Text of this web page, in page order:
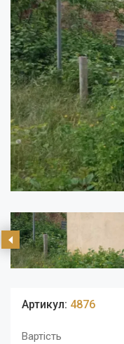
Артикул: 4876
Вартість